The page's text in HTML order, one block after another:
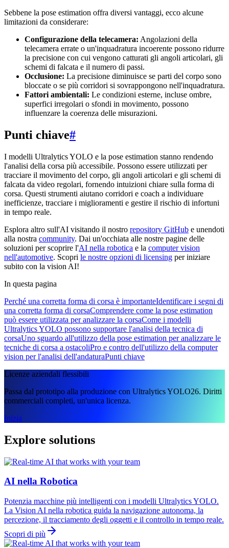
Sebbene la pose estimation offra diversi vantaggi, ecco alcune
limitazioni da considerare:
Configurazione della telecamera: Angolazioni della
telecamera errate o un'inquadratura incoerente possono ridurre
la precisione con cui vengono catturati gli angoli articolari, gli
schemi di falcata e il numero di passi.
Occlusione: La precisione diminuisce se parti del corpo sono
bloccate o se più corridori si sovrappongono nell'inquadratura.
Fattori ambientali: Le condizioni esterne, incluse ombre,
superfici irregolari o sfondi in movimento, possono
influenzare la coerenza delle misurazioni.
Punti chiave#
I modelli Ultralytics YOLO e la pose estimation stanno rendendo
l'analisi della corsa più accessibile. Possono essere utilizzati per
tracciare il movimento del corpo, gli angoli articolari e gli schemi di
falcata da video regolari, fornendo intuizioni chiare sulla forma di
corsa. Questi strumenti aiutano corridori e coach a individuare
inefficienze, tracciare i miglioramenti e gestire il rischio di infortuni
in tempo reale.
Esplora altro sull'AI visitando il nostro repository GitHub e unendoti
alla nostra community. Dai un'occhiata alle nostre pagine delle
soluzioni per scoprire l'AI nella robotica e la computer vision
nell'automotive. Scopri le nostre opzioni di licensing per iniziare
subito con la vision AI!
In questa pagina
Perché una corretta forma di corsa è importanteIdentificare i segni di
una corretta forma di corsaComprendere come la pose estimation
può essere utilizzata per analizzare la corsaCome i modelli
Ultralytics YOLO possono supportare l'analisi della tecnica di
corsaUno sguardo all'utilizzo della pose estimation per analizzare le
tecniche di corsa a ostacoliPro e contro dell'utilizzo della computer
vision per l'analisi dell'andaturaPunti chiave
Licenze aziendali flessibili
Passa dal prototipo alla produzione con Ultralytics YOLO26. Diritti
commerciali completi, un'unica licenza.
Inizia
Explore solutions
AI nella Robotica
Potenzia macchine più intelligenti con i modelli Ultralytics YOLO.
La Vision AI nella robotica guida la navigazione autonoma, la
percezione, il tracciamento degli oggetti e il controllo in tempo reale.
Scopri di più